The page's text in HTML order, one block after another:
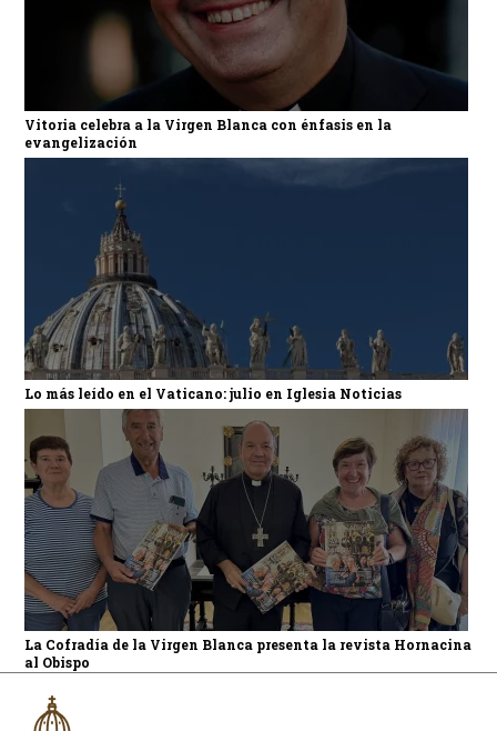
Vitoria celebra a la Virgen Blanca con énfasis en la
evangelización
Lo más leído en el Vaticano: julio en Iglesia Noticias
La Cofradía de la Virgen Blanca presenta la revista Hornacina
al Obispo